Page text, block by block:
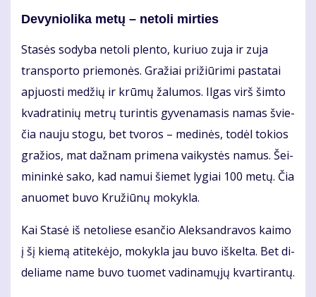
De­vy­nio­li­ka me­tų – ne­to­li mir­ties
Sta­sės so­dy­ba ne­to­li plen­to, ku­riuo zu­ja ir zu­ja
trans­por­to prie­mo­nės. Gra­žiai pri­žiū­ri­mi pa­sta­tai
ap­juos­ti me­džių ir krū­mų ža­lu­mos. Il­gas virš šim­to
kvad­ra­ti­nių met­rų tu­rin­tis gy­ve­na­ma­sis na­mas švie­
čia nau­ju sto­gu, bet tvo­ros – me­di­nės, to­dėl to­kios
gra­žios, mat daž­nam pri­me­na vai­kys­tės na­mus. Šei­
mi­nin­kė sa­ko, kad na­mui šie­met ly­giai 100 me­tų. Čia
anuo­met bu­vo Kru­žiū­nų mo­kyk­la.
Kai Sta­sė iš ne­to­lie­se esan­čio Alek­san­dra­vos kai­mo
į šį kie­mą ati­te­kė­jo, mo­kyk­la jau bu­vo iš­kel­ta. Bet di­
de­lia­me na­me bu­vo tuo­met va­di­na­mų­jų kvar­ti­ran­tų.